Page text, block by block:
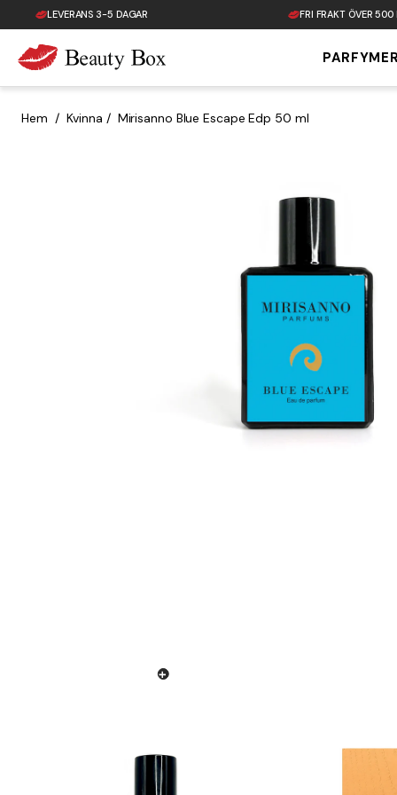
LEVERANS 3-5 DAGAR FRI FRAKT ÖVER 500
Tillbaka till startsidan
PARFYMER
Hem / Kvinna / Mirisanno Blue Escape Edp 50 ml